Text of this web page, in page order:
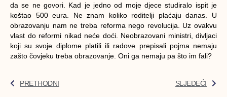
da se ne govori. Kad je jedno od moje djece studiralo ispit je
koštao 500 eura. Ne znam koliko roditelji plaćaju danas. U
obrazovanju nam ne treba reforma nego revolucija. Uz ovakvu
vlast do reformi nikad neće doći. Neobrazovani ministri, divljaci
koji su svoje diplome platili ili radove prepisali pojma nemaju
zašto čovjeku treba obrazovanje. Oni ga nemaju pa što im fali?
PRETHODNI SLJEDEĆI